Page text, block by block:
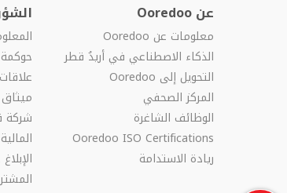
عن Ooredoo
معلومات عن Ooredoo
الذكاء الاصطناعي في أريدُ قطر
التحويل إلى Ooredoo
المركز الصحفي
الوظائف الشاغرة
Ooredoo ISO Certifications
ريادة الاستدامة
ميثاق
شركة